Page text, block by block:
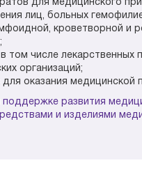
для медицинского
лиц, больных
кроветворной и
том числе лекарственных
организаций;
оказания медицинской
развития
и изделиями